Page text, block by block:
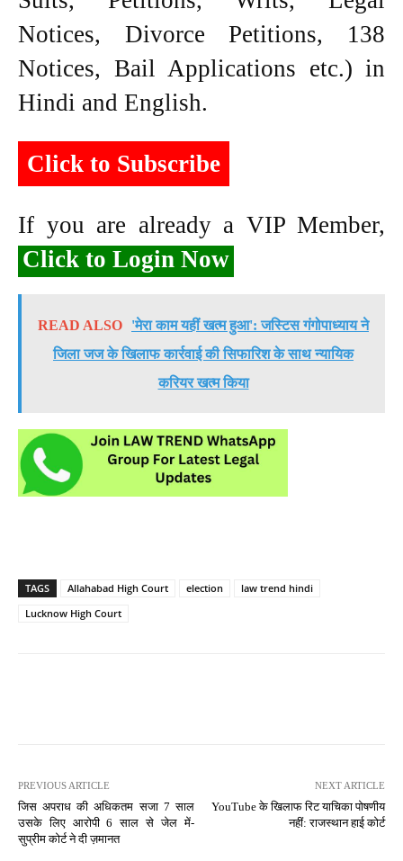
Notices, Divorce Petitions, 138
Notices, Bail Applications etc.) in
Hindi and English.
Click to Subscribe
If you are already a VIP Member,
Click to Login Now
READ ALSO
'मेरा काम यहीं खत्म हुआ': जस्टिस गंगोपाध्याय ने
जिला जज के खिलाफ कार्रवाई की सिफारिश के साथ न्यायिक
करियर खत्म किया
TAGS Allahabad High Court election
law trend hindi
Lucknow High Court
PREVIOUS ARTICLE
जिस अपराध की अधिकतम सजा 7 साल
उसके लिए आरोपी 6 साल से जेल में-
सुप्रीम कोर्ट ने दी ज़मानत
NEXT ARTICLE
YouTube के खिलाफ रिट याचिका पोषणीय
नहीं: राजस्थान हाई कोर्ट